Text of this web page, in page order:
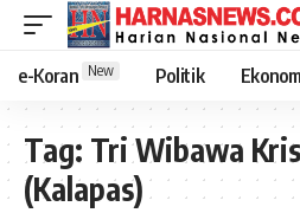
e-Koran New Politik
Tag: Tri Wibawa
(Kalapas)